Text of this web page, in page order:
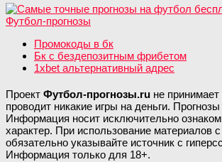
Промокоды в бк
Бк с бездепозитным фрибетом
1xbet альтернативный адрес
Проект Футбол-прогнозы.ru не принимает
проводит никакие игры на деньги.
Информация носит исключительно
характер. При использование материалов с
обязательно указывайте источник с
Информация только для 18+.